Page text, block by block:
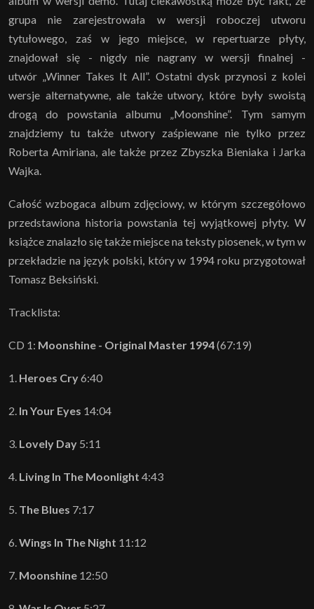
grupa nie zarejestrowała w wersji roboczej utworu
tytułowego, zaś w jego miejsce, w repertuarze płyty,
znajdował się - nigdy nie nagrany w wersji finalnej -
utwór „Winner Takes It All”. Ostatni dysk przynosi z kolei
wersje alternatywne, ale także utwory, które były swoistą
drogą do powstania albumu „Moonshine”. Tym samym
znajdziemy tu także utwory zaśpiewane nie tylko przez
Roberta Amiriana, ale także przez Zbyszka Bieniaka i Jarka
Wajka.
Całość wzbogaca album zdjęciowy, w którym szczegółowo
przedstawiona historia powstania tej wyjątkowej płyty. W
książce znalazło się także miejsce na teksty piosenek, w tym w
przekładzie na język polski, który w 1994 roku przygotował
Tomasz Beksiński.
Tracklista:
CD 1: Moonshine - Original Master 1994(67:19)
1. Heroes Cry6:40
2. In Your Eyes 14:04
3. Lovely Day 5:11
4. Living In The Moonlight 4:43
5. The Blues 7:17
6.Wings In The Night 11:12
7. Moonshine 12:50